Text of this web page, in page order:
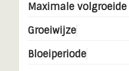
Maximale
Groeiwijze
Bloeiperiode